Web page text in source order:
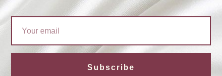
Subscribe